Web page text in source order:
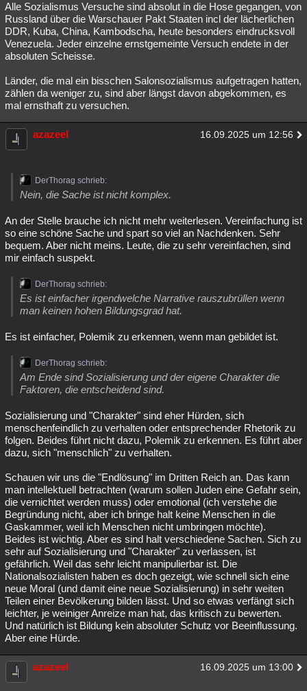
Alle Sozialismus Versuche sind absolut in die Hose gegangen, von
Russland über die Warschauer Pakt Staaten incl der lächerlichen
DDR, Kuba, China, Kambodscha, heute besonders eindrucksvoll
Venezuela. Jeder einzelne ernstgemeinte Versuch endete in der
absoluten Scheisse.
Länder, die mal ein bisschen Salonsozialismus aufgetragen hatten,
zählen da weniger zu, sind aber längst davon abgekommen, es
mal ernsthaft zu versuchen.
azazeel 16.09.2025 um 12:56
DerThorag schrieb:
Nein, die Sache ist nicht komplex.
An der Stelle brauche ich nicht mehr weiterlesen. Vereinfachung ist
so eine schöne Sache und spart so viel an Nachdenken. Sehr
bequem. Aber nicht meins. Leute, die zu sehr vereinfachen, sind
mir einfach suspekt.
DerThorag schrieb:
Es ist einfacher irgendwelche Narrative rauszubrüllen wenn
man keinen hohen Bildungsgrad hat.
Es ist einfacher, Polemik zu erkennen, wenn man gebildet ist.
DerThorag schrieb:
Am Ende sind Sozialisierung und der eigene Charakter die
Faktoren, die entscheidend sind.
Sozialisierung und "Charakter" sind eher Hürden, sich
menschenfeindlich zu verhalten oder entsprechender Rhetorik zu
folgen. Beides führt nicht dazu, Polemik zu erkennen. Es führt aber
dazu, sich "menschlich" zu verhalten.
Schauen wir uns die "Endlösung" im Dritten Reich an. Das kann
man intellektuell betrachten (warum sollen Juden eine Gefahr sein,
die vernichtet werden muss) oder emotional (ich verstehe die
Begründung nicht, aber ich bringe halt keine Menschen in die
Gaskammer, weil ich Menschen nicht umbringen möchte).
Beides ist wichtig. Aber es sind halt verschiedene Sachen. Sich zu
sehr auf Sozialisierung und "Charakter" zu verlassen, ist
gefährlich. Weil das sehr leicht manipulierbar ist. Die
Nationalsozialisten haben es doch gezeigt, wie schnell sich eine
neue Moral (und damit eine neue Sozialisierung) in sehr weiten
Teilen einer Bevölkerung bilden lässt. Und so etwas verfängt sich
leichter, je weiniger Anreize man hat, das kritisch zu bewerten.
Und natürlich ist Bildung kein absoluter Schutz vor Beeinflussung.
Aber eine Hürde.
azazeel 16.09.2025 um 13:00